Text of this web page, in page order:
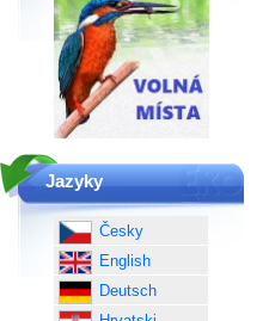
Jazyky
Česky
English
Deutsch